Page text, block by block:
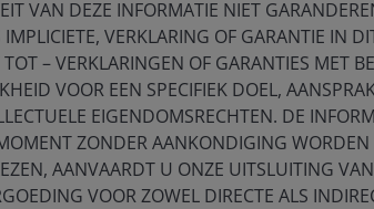
to stabilise, but not to fully
economy remains fragile. The
on technology controls.
VAN DEZE INFORMATIE NIET
VERKLARING OF GARANTIE IN
– VERKLARINGEN OF GARANTIES MET
VOOR EEN SPECIFIEK DOEL,
EIGENDOMSRECHTEN. DE
ZONDER AANKONDIGING
AANVAARDT U ONZE UITSLUITING
VOOR ZOWEL DIRECTE ALS